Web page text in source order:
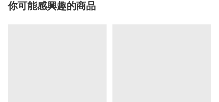
你可能感興趣的商品